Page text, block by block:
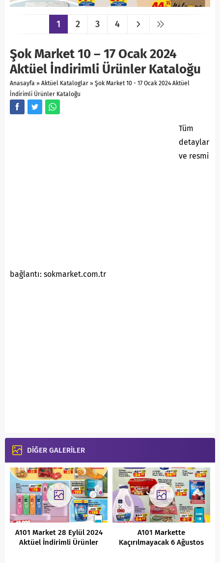
1 2 3 4
Şok Market 10 – 17 Ocak 2024
Aktüel İndirimli Ürünler Kataloğu
Anasayfa » Aktüel Kataloglar » Şok Market 10 - 17 Ocak 2024 Aktüel
İndirimli Ürünler Kataloğu
Tüm
detaylar
ve resmi
bağlantı: sokmarket.com.tr
DİĞER GALERİLER
A101 Market 28 Eylül 2024
Aktüel İndirimli Ürünler
A101 Markette
Kaçırılmayacak 6 Ağustos